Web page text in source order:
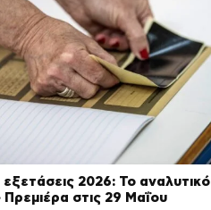
εξετάσεις 2026: Το αναλυτικό
στις 29 Μαΐου